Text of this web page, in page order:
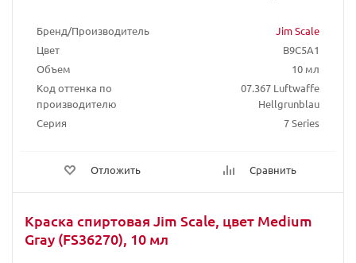
Бренд/Производитель
Jim Scale
Цвет
B9C5A1
Объем
10 мл
Код оттенка по
производителю
07.367 Luftwaffe
Hellgrunblau
Серия
7 Series
Отложить Сравнить
Краска спиртовая Jim Scale, цвет Medium
Gray (FS36270), 10 мл